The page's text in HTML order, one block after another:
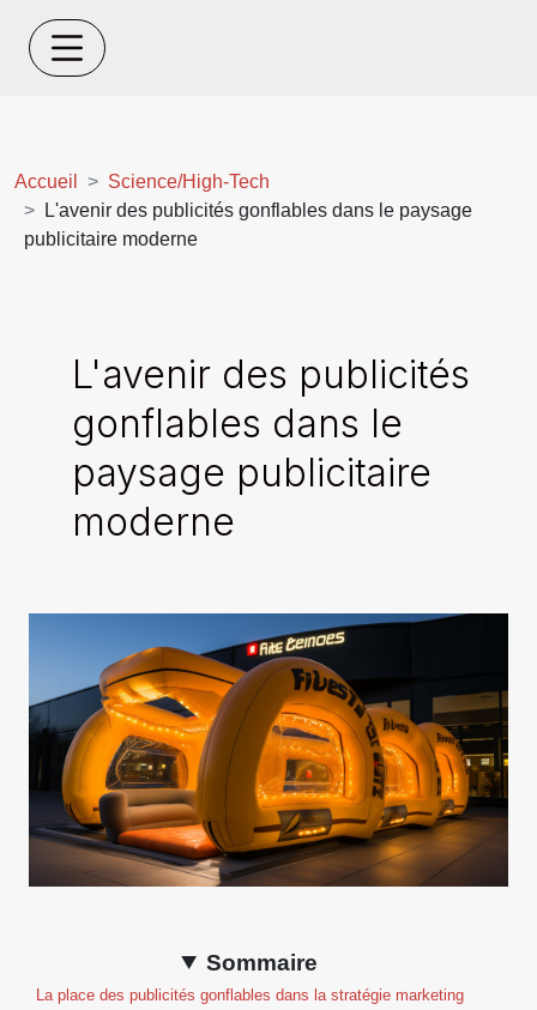
Accueil
Science/High-Tech
L'avenir des publicités gonflables dans le paysage
publicitaire moderne
L'avenir des publicités
gonflables dans le
paysage publicitaire
moderne
Sommaire
La place des publicités gonflables dans la stratégie marketing